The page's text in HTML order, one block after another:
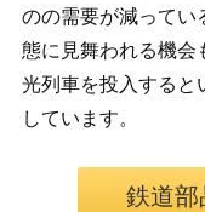
のの需要が減ってい
態に見舞われる機会
光列車を投入すると
しています。
鉄道部